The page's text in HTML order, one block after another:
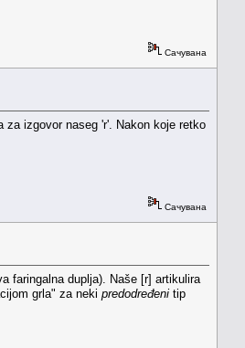
Сачувана
izgovor naseg 'r'. Nakon koje retko
Сачувана
faringalna duplja). Naše [r] artikulira
grla" za neki predodređeni tip